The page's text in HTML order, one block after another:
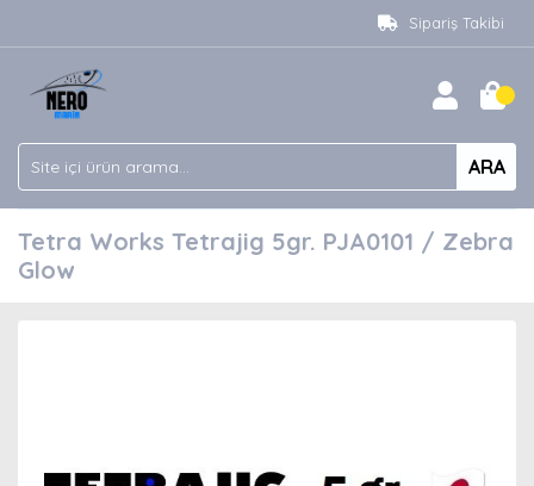
Sipariş Takibi
ARA
Tetra Works Tetrajig 5gr. PJA0101 / Zebra
Glow